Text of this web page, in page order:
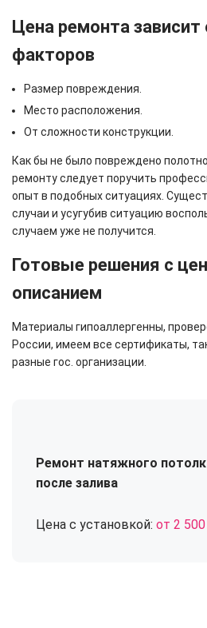
Цена ремонта
факторов
Размер повреждения.
Место расположения.
От сложности конструкции.
Как бы не было повреждено
ремонту следует поручить
опыт в подобных ситуациях.
случаи и усугубив ситуацию
случаем уже не получится.
Готовые решения с
описанием
Материалы гипоаллергенны,
России, имеем все сертификаты,
разные гос. организации.
Ремонт натяжного
после залива
Цена с установкой: от 2 500